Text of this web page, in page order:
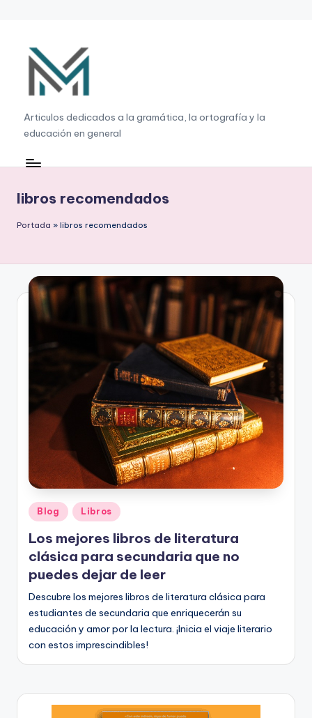
contenido
G
r
a
á
ti
a
rt
r
a
y
e
d
u
c
a
ci
ó
n
Articulos dedicados a la gramática, la ortografía y la
educación en general
libros recomendados
Portada » libros recomendados
Publicado
en
Blog Libros
Los mejores libros de literatura
clásica para secundaria que no
puedes dejar de leer
Descubre los mejores libros de literatura clásica para
estudiantes de secundaria que enriquecerán su
educación y amor por la lectura. ¡Inicia el viaje literario
con estos imprescindibles!